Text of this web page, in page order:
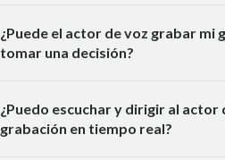
¿Puede el actor de voz grabar mi
tomar una decisión?
¿Puedo escuchar y dirigir al actor
grabación en tiempo real?